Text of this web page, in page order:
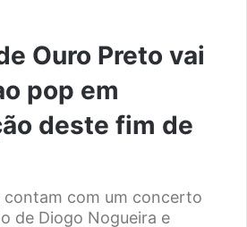
Ouro Preto vai
pop em
deste fim de
contam com um concerto
de Diogo Nogueira e